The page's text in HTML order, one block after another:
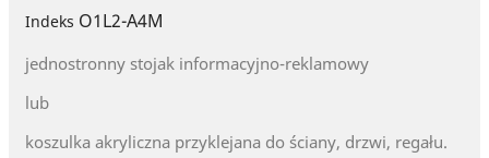
Indeks O1L2-A4M
jednostronny stojak informacyjno-reklamowy
lub
koszulka akryliczna przyklejana do ściany, drzwi, regału.